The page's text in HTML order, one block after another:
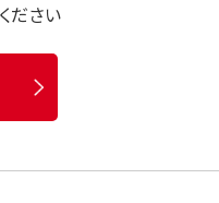
ださい